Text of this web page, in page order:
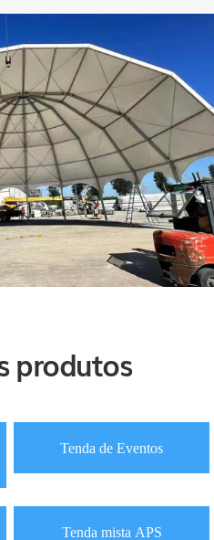
produtos
Tenda de Eventos
Tenda mista APS